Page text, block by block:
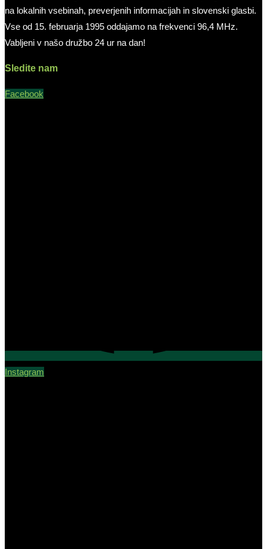
na lokalnih vsebinah, preverjenih informacijah in slovenski glasbi.
Vse od 15. februarja 1995 oddajamo na frekvenci 96,4 MHz.
Vabljeni v našo družbo 24 ur na dan!
Sledite nam
Facebook
Instagram